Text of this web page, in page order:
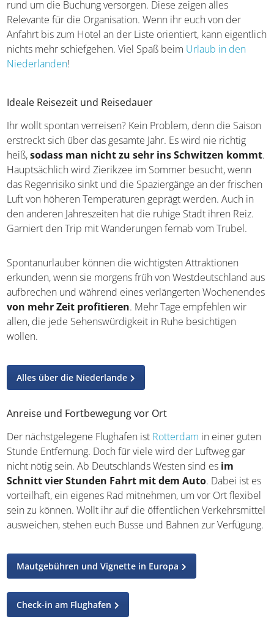
Reise-Infos
Zum Schluss möchten wir euch mit den wichtigsten Daten
rund um die Buchung versorgen. Diese zeigen alles
Relevante für die Organisation. Wenn ihr euch von der
eigentlich nichts mehr schiefgehen. Viel Spaß beim
Ideale Reisezeit und Reisedauer
Ihr wollt spontan verreisen? Kein Problem, denn die
Saison erstreckt sich über das gesamte Jahr. Es wird nie
richtig heiß,sodass man nicht zu sehr ins Schwitzen
kommt. Hauptsächlich wird Zierikzee im Sommer
besucht, wenn das Regenrisiko sinkt und die
Temperaturen geprägt werden. Auch in den anderen
Jahreszeiten hat die ruhige Stadt ihren Reiz. Garniert den
Trip mit Wanderungen fernab vom Trubel.
Spontanurlauber können die wichtigsten Attraktionen
erkunden, wenn sie morgens früh von Westdeutschland
Wochenendesvon mehr Zeit profitieren
empfehlen wir allen, die jede Sehenswürdigkeit in Ruhe
Alles über die Niederlande
Anreise und Fortbewegung vor Ort
Der nächstgelegene Flughafen istRotterdamin einer
guten Stunde Entfernung. Doch für viele wird der Luftweg
gar nicht nötig sein. Ab Deutschlands Westen sind esim
es vorteilhaft, ein eigenes Rad mitnehmen, um vor Ort
flexibel sein zu können. Wollt ihr auf die öffentlichen
Bahnen zur Verfügung.